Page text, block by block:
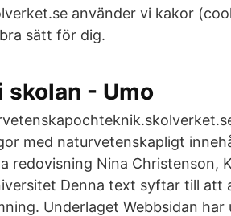
använder vi kakor
sätt för dig.
skolan - Umo
med naturvetenskapligt
redovisning Nina Christenson,
Denna text syftar till att
Underlaget Webbsidan har